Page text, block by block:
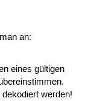
an:
eines gültigen
werden!